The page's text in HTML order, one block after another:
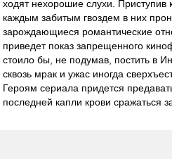
ходят нехорошие слухи. Приступив
каждым забитым гвоздем в них
зарождающиеся романтические
приведет показ запрещенного
стоило бы, не подумав, постить в
сквозь мрак и ужас иногда
Героям сериала придется
последней капли крови сражаться